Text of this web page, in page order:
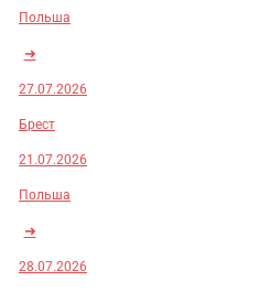
Польша
➜
27.07.2026
Брест
21.07.2026
Польша
➜
28.07.2026